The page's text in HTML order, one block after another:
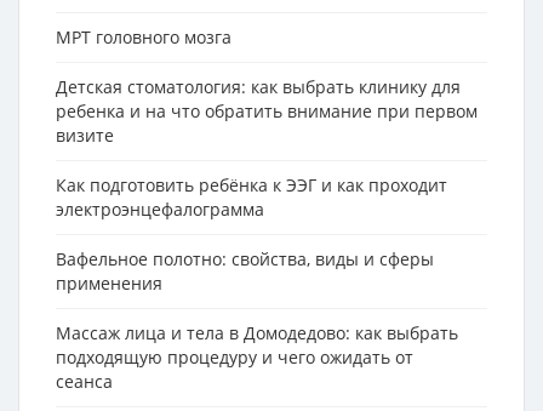
МРТ головного мозга
Детская стоматология: как выбрать клинику для
ребенка и на что обратить внимание при первом
визите
Как подготовить ребёнка к ЭЭГ и как проходит
электроэнцефалограмма
Вафельное полотно: свойства, виды и сферы
применения
Массаж лица и тела в Домодедово: как выбрать
подходящую процедуру и чего ожидать от
сеанса